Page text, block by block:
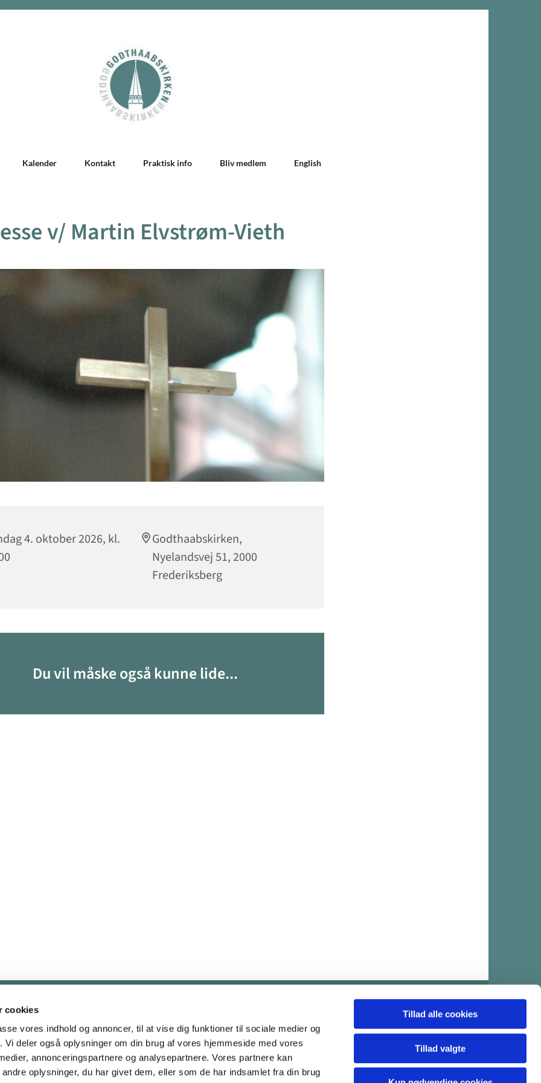
cookies
vores indhold og annoncer, til at vise dig funktioner til sociale medier og
deler også oplysninger om din brug af vores hjemmeside med vores
annonceringspartnere og analysepartnere. Vores partnere kan
oplysninger, du har givet dem, eller som de har indsamlet fra din brug
Tillad alle cookies
Tillad valgte
Kalender Kontakt Praktisk info Bliv medlem English
v/ Martin Elvstrøm-Vieth
4. oktober 2026, kl.
Godthaabskirken,
Nyelandsvej 51, 2000
Frederiksberg
Du vil måske også kunne lide...
· Nyelandsvej 51, 2000 Frederiksberg
Gå til Folkekirken på Frederiksberg
Tilgængelighedserklæring